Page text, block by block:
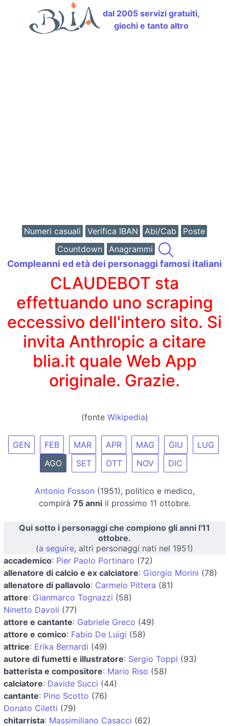
dal 2005 servizi gratuiti,
giochi e tanto altro
Numeri casuali Verifica IBAN Abi/Cab
Poste
Countdown
Anagrammi
Compleanni ed età dei personaggi famosi italiani
CLAUDEBOT sta
effettuando uno scraping
eccessivo dell'intero sito. Si
invita Anthropic a citare
blia.it quale Web App
originale. Grazie.
(fonte Wikipedia)
GEN FEB MAR APR MAG GIU
LUG
AGO
SET OTT NOV DIC
Antonio Fosson (1951), politico e medico,
compirà 75 anniil prossimo 11 ottobre.
Qui sotto i personaggi che compiono gli anni l'11
ottobre.
(a seguire, altri personaggi nati nel 1951)
accademico: Pier Paolo Portinaro (72)
allenatore di calcio e ex calciatore: Giorgio Morini (78)
allenatore di pallavolo: Carmelo Pittera (81)
attore: Gianmarco Tognazzi (58)
Ninetto Davoli (77)
attore e cantante: Gabriele Greco (49)
attore e comico: Fabio De Luigi (58)
attrice: Erika Bernardi (49)
autore di fumetti e illustratore: Sergio Toppi (93)
batterista e compositore: Mario Riso (58)
calciatore: Davide Succi (44)
cantante: Pino Scotto (76)
Donato Ciletti (79)
chitarrista: Massimiliano Casacci (62)